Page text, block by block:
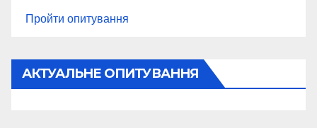
Пройти опитування
АКТУАЛЬНЕ ОПИТУВАННЯ